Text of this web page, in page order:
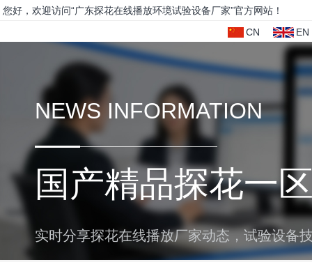
您好，欢迎访问“广东探花在线播放环境试验设备厂家”官方网站！
CN
EN
NEWS INFORMATION
国产精品探花一
实时分享探花在线播放厂家动态，试验设备技